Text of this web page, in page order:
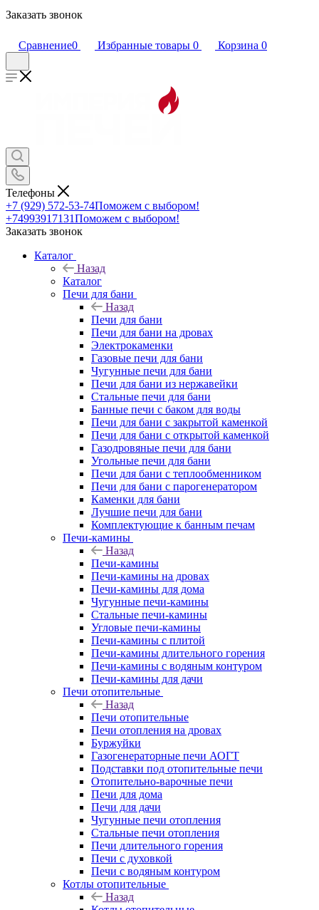
Заказать звонок
Сравнение0 Избранные товары 0 Корзина 0
Телефоны
+7 (929) 572-53-74Поможем с выбором!
+74993917131Поможем с выбором!
Заказать звонок
Каталог
Назад
Каталог
Печи для бани
Назад
Печи для бани
Печи для бани на дровах
Электрокаменки
Газовые печи для бани
Чугунные печи для бани
Печи для бани из нержавейки
Стальные печи для бани
Банные печи с баком для воды
Печи для бани с закрытой каменкой
Печи для бани с открытой каменкой
Газодровяные печи для бани
Угольные печи для бани
Печи для бани с теплообменником
Печи для бани с парогенератором
Каменки для бани
Лучшие печи для бани
Комплектующие к банным печам
Печи-камины
Назад
Печи-камины
Печи-камины на дровах
Печи-камины для дома
Чугунные печи-камины
Стальные печи-камины
Угловые печи-камины
Печи-камины с плитой
Печи-камины длительного горения
Печи-камины с водяным контуром
Печи-камины для дачи
Печи отопительные
Назад
Печи отопительные
Печи отопления на дровах
Буржуйки
Газогенераторные печи АОГТ
Подставки под отопительные печи
Отопительно-варочные печи
Печи для дома
Печи для дачи
Чугунные печи отопления
Стальные печи отопления
Печи длительного горения
Печи с духовкой
Печи с водяным контуром
Котлы отопительные
Назад